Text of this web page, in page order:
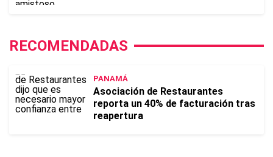
RECOMENDADAS
PANAMÁ
Asociación de Restaurantes
reporta un 40% de facturación tras
reapertura